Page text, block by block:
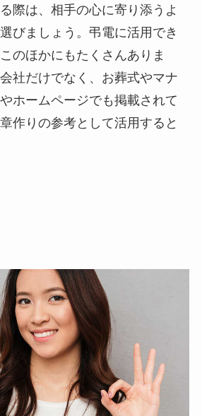
際は、相手の心に寄り添うよ
びましょう。弔電に活用でき
のほかにもたくさんありま
社だけでなく、お葬式やマナ
ホームページでも掲載されて
作りの参考として活用すると